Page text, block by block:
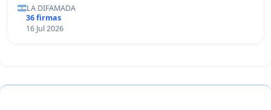
LA DIFAMADA
36 firmas
16 Jul 2026